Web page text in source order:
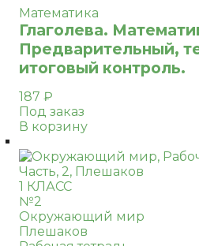
Математика
Глаголева.
Предварительный,
итоговый контроль.
187 ₽
Под заказ
В корзину
1 КЛАСС
№2
Окружающий мир
Плешаков